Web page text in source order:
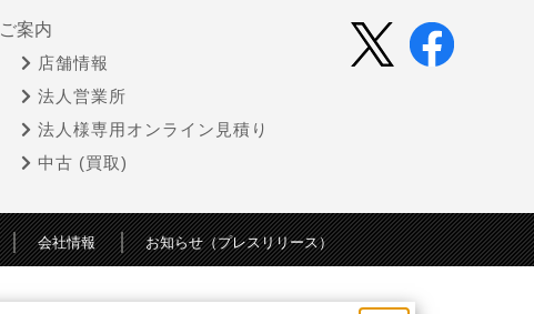
ご案内
店舗情報
法人営業所
法人様専用オンライン見積り
中古 (買取)
会社情報 お知らせ（プレスリリース）